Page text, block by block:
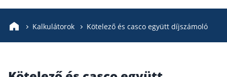
Posta Biztosító
Signal Biztosító
Union Biztosító
Kalkulátorok Kötelező és casco együtt díjszámoló